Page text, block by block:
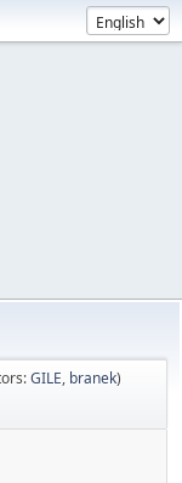
GILE, branek)